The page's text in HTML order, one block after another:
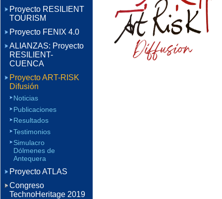
Proyecto RESILIENT
TOURISM
Proyecto FENIX 4.0
ALIANZAS: Proyecto
RESILIENT-
CUENCA
Proyecto ART-RISK
Difusión
Noticias
Publicaciones
Resultados
Testimonios
Simulacro
Dólmenes de
Antequera
Proyecto ATLAS
Congreso
TechnoHeritage 2019